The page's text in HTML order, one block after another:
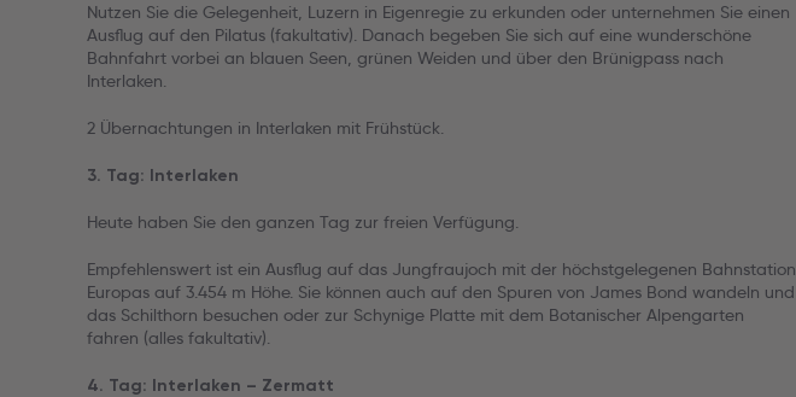
Nutzen Sie die Gelegenheit, Luzern in Eigenregie zu erkunden oder unternehmen Sie einen
Ausflug auf den Pilatus (fakultativ). Danach begeben Sie sich auf eine wunderschöne
Bahnfahrt vorbei an blauen Seen, grünen Weiden und über den Brünigpass nach
Interlaken.
2 Übernachtungen in Interlaken mit Frühstück.
3. Tag: Interlaken
Heute haben Sie den ganzen Tag zur freien Verfügung.
Empfehlenswert ist ein Ausflug auf das Jungfraujoch mit der höchstgelegenen Bahnstation
Europas auf 3.454 m Höhe. Sie können auch auf den Spuren von James Bond wandeln und
das Schilthorn besuchen oder zur Schynige Platte mit dem Botanischer Alpengarten
fahren (alles fakultativ).
4. Tag: Interlaken – Zermatt